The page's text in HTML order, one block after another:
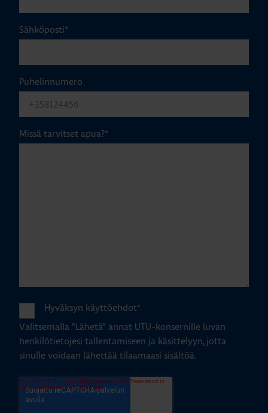
Sähköposti*
Puhelinnumero
Missä tarvitset apua?*
Hyväksyn käyttöehdot*
Valitsemalla "Lähetä" annat UTU-konsernille luvan
henkilötietojesi tallentamiseen ja käsittelyyn, jotta
sinulle voidaan lähettää tilaamaasi sisältöä.